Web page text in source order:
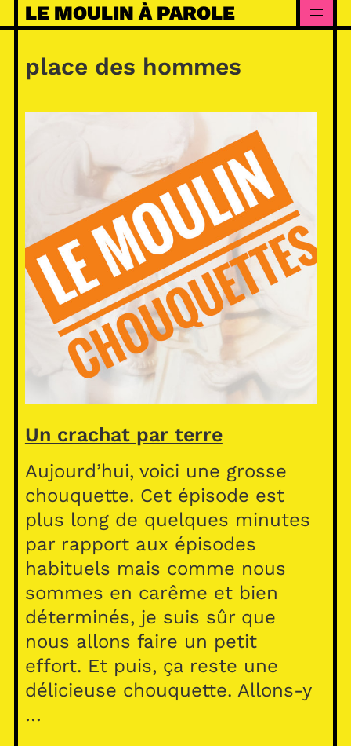
Skip
to
content
LE MOULIN À PAROLE
place des hommes
Un crachat par terre
Aujourd’hui, voici une grosse
chouquette. Cet épisode est
plus long de quelques minutes
par rapport aux épisodes
habituels mais comme nous
sommes en carême et bien
déterminés, je suis sûr que
nous allons faire un petit
effort. Et puis, ça reste une
délicieuse chouquette. Allons-y
…